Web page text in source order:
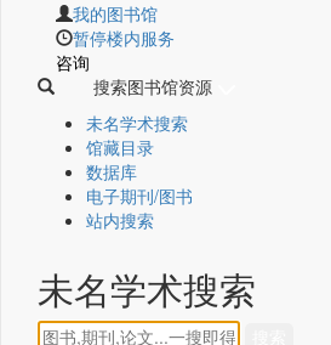
我的图书馆
暂停楼内服务
咨询
搜索图书馆资源
未名学术搜索
馆藏目录
数据库
电子期刊/图书
站内搜索
未名学术搜索